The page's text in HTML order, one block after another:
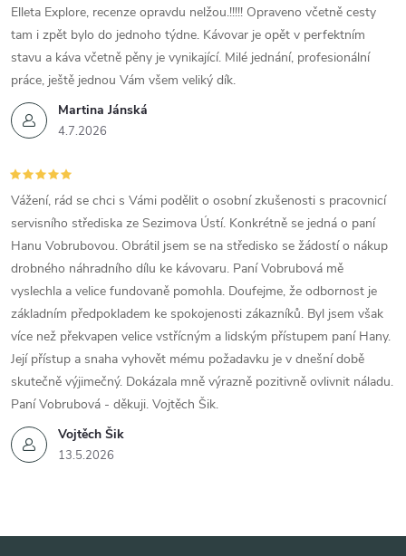
Martina Jánská
4.7.2026
Elleta Explore, recenze opravdu nelžou.!!!!! Opraveno včetně cesty
tam i zpět bylo do jednoho týdne. Kávovar je opět v perfektním
stavu a káva včetně pěny je vynikající. Milé jednání, profesionální
práce, ještě jednou Vám všem veliký dík.
Vojtěch Šik
13.5.2026
Vážení, rád se chci s Vámi podělit o osobní zkušenosti s pracovnicí
servisního střediska ze Sezimova Ústí. Konkrétně se jedná o paní
Hanu Vobrubovou. Obrátil jsem se na středisko se žádostí o nákup
drobného náhradního dílu ke kávovaru. Paní Vobrubová mě
vyslechla a velice fundovaně pomohla. Doufejme, že odbornost je
základním předpokladem ke spokojenosti zákazníků. Byl jsem však
více než překvapen velice vstřícným a lidským přístupem paní Hany.
Její přístup a snaha vyhovět mému požadavku je v dnešní době
skutečně výjimečný. Dokázala mně výrazně pozitivně ovlivnit náladu.
Paní Vobrubová - děkuji. Vojtěch Šik.